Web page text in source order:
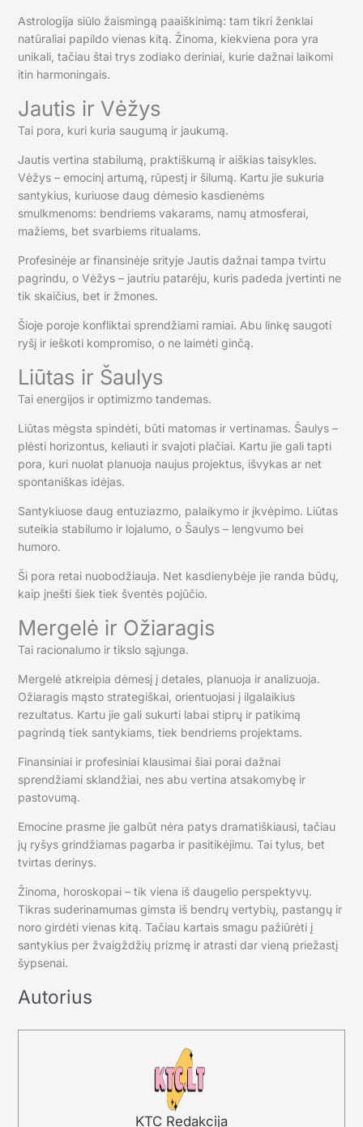
Astrologija siūlo žaismingą paaiškinimą: tam tikri ženklai
natūraliai papildo vienas kitą. Žinoma, kiekviena pora yra
unikali, tačiau štai trys zodiako deriniai, kurie dažnai laikomi
itin harmoningais.
Jautis ir Vėžys
Tai pora, kuri kuria saugumą ir jaukumą.
Jautis vertina stabilumą, praktiškumą ir aiškias taisykles.
Vėžys – emocinį artumą, rūpestį ir šilumą. Kartu jie sukuria
santykius, kuriuose daug dėmesio kasdienėms
smulkmenoms: bendriems vakarams, namų atmosferai,
mažiems, bet svarbiems ritualams.
Profesinėje ar finansinėje srityje Jautis dažnai tampa tvirtu
pagrindu, o Vėžys – jautriu patarėju, kuris padeda įvertinti ne
tik skaičius, bet ir žmones.
Šioje poroje konfliktai sprendžiami ramiai. Abu linkę saugoti
ryšį ir ieškoti kompromiso, o ne laimėti ginčą.
Liūtas ir Šaulys
Tai energijos ir optimizmo tandemas.
Liūtas mėgsta spindėti, būti matomas ir vertinamas. Šaulys –
plėsti horizontus, keliauti ir svajoti plačiai. Kartu jie gali tapti
pora, kuri nuolat planuoja naujus projektus, išvykas ar net
spontaniškas idėjas.
Santykiuose daug entuziazmo, palaikymo ir įkvėpimo. Liūtas
suteikia stabilumo ir lojalumo, o Šaulys – lengvumo bei
humoro.
Ši pora retai nuobodžiauja. Net kasdienybėje jie randa būdų,
kaip įnešti šiek tiek šventės pojūčio.
Mergelė ir Ožiaragis
Tai racionalumo ir tikslo sąjunga.
Mergelė atkreipia dėmesį į detales, planuoja ir analizuoja.
Ožiaragis mąsto strategiškai, orientuojasi į ilgalaikius
rezultatus. Kartu jie gali sukurti labai stiprų ir patikimą
pagrindą tiek santykiams, tiek bendriems projektams.
Finansiniai ir profesiniai klausimai šiai porai dažnai
sprendžiami sklandžiai, nes abu vertina atsakomybę ir
pastovumą.
Emocine prasme jie galbūt nėra patys dramatiškiausi, tačiau
jų ryšys grindžiamas pagarba ir pasitikėjimu. Tai tylus, bet
tvirtas derinys.
Žinoma, horoskopai – tik viena iš daugelio perspektyvų.
Tikras suderinamumas gimsta iš bendrų vertybių, pastangų ir
noro girdėti vienas kitą. Tačiau kartais smagu pažiūrėti į
santykius per žvaigždžių prizmę ir atrasti dar vieną priežastį
šypsenai.
Autorius
KTC Redakcija